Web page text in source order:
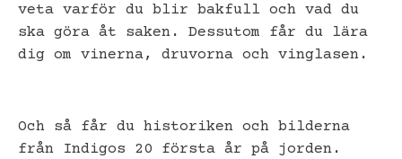
veta varför du blir bakfull och vad du
ska göra åt saken. Dessutom får du lära
dig om vinerna, druvorna och vinglasen.
Och så får du historiken och bilderna
från Indigos 20 första år på jorden.